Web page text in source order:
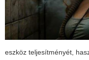
eszköz teljesítményét,